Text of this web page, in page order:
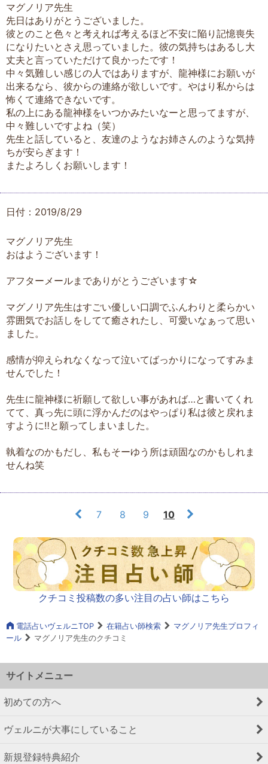
マグノリア先生
先日はありがとうございました。
彼とのこと色々と考えれば考えるほど不安に陥り記憶喪失
になりたいとさえ思っていました。彼の気持ちはあるし大
丈夫と言っていただけて良かったです！
中々気難しい感じの人ではありますが、龍神様にお願いが
出来るなら、彼からの連絡が欲しいです。やはり私からは
怖くて連絡できないです。
私の上にある龍神様をいつかみたいなーと思ってますが、
中々難しいですよね（笑）
先生と話していると、友達のようなお姉さんのような気持
ちが安らぎます！
またよろしくお願いします！
日付：2019/8/29
マグノリア先生
おはようございます！
アフターメールまでありがとうございます☆
マグノリア先生はすごい優しい口調でふんわりと柔らかい
雰囲気でお話しをしてて癒されたし、可愛いなぁって思い
ました。
感情が抑えられなくなって泣いてばっかりになってすみま
せんでした！
先生に龍神様に祈願して欲しい事があれば…と書いてくれ
てて、真っ先に頭に浮かんだのはやっぱり私は彼と戻れま
すように‼と願ってしまいました。
執着なのかもだし、私もそーゆう所は頑固なのかもしれま
せんね笑
7 8 9 10
クチコミ投稿数の多い注目の占い師はこちら
電話占いヴェルニTOP 在籍占い師検索
マグノリア先生プロフィ
ール
マグノリア先生のクチコミ
サイトメニュー
初めての方へ
ヴェルニが大事にしていること
新規登録特典紹介